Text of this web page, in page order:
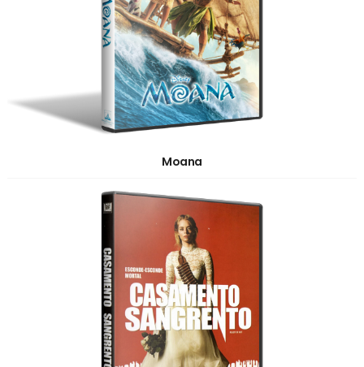
Moana